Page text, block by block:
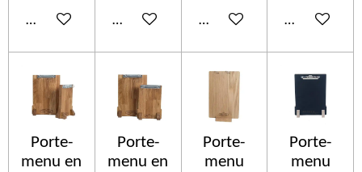
Ajouter au panierAjouter au panierAjouter au panierAjouter au
Porte-
menu en
Porte-
menu en
Porte-
menu
Porte-
menu